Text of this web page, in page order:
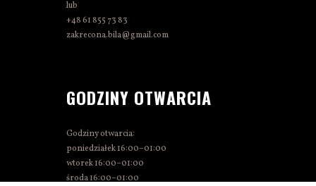
lub
+48 61 855 73 83
zakrecona.bila@gmail.com
GODZINY OTWARCIA
Godziny otwarcia:
poniedziałek 16:00–01:00
wtorek 16:00–01:00
środa 16:00–01:00